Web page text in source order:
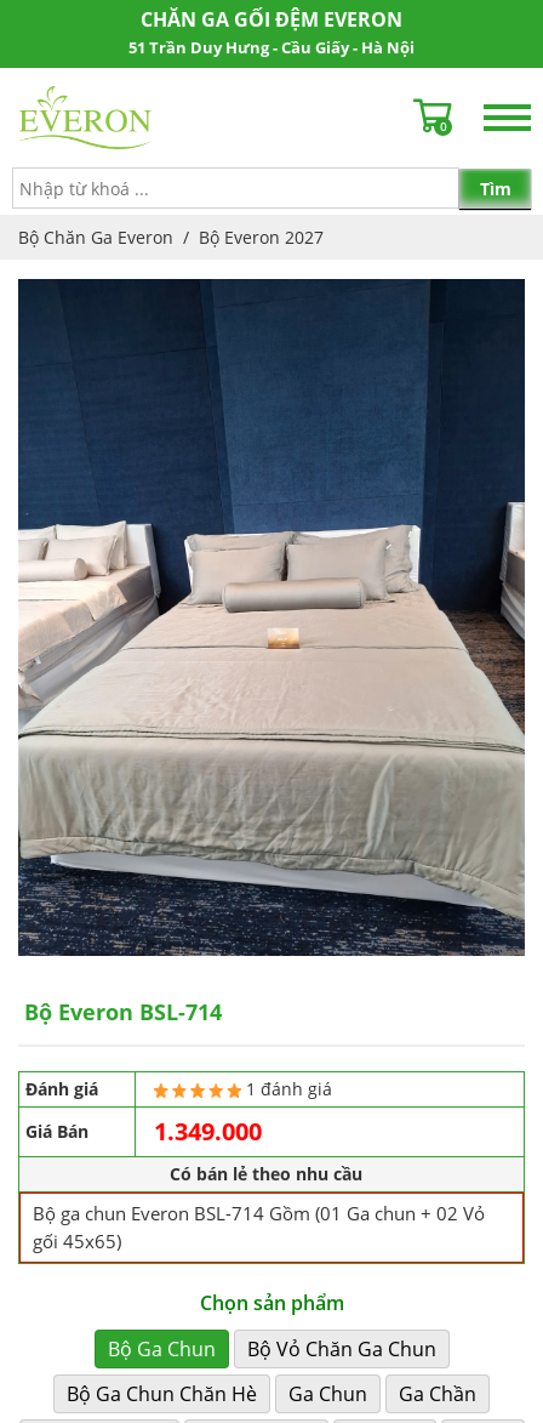
CHĂN GA GỐI ĐỆM EVERON
51 Trần Duy Hưng - Cầu Giấy - Hà Nội
0
Bộ Chăn Ga Everon / Bộ Everon 2027
Bộ Everon BSL-714
Đánh giá
1 đánh giá
Giá Bán
1.349.000
Có bán lẻ theo nhu cầu
Bộ ga chun Everon BSL-714 Gồm (01 Ga chun + 02 Vỏ
gối 45x65)
Chọn sản phẩm
Bộ Ga Chun
Bộ Vỏ Chăn Ga Chun
Bộ Ga Chun Chăn Hè
Ga Chun
Ga Chần